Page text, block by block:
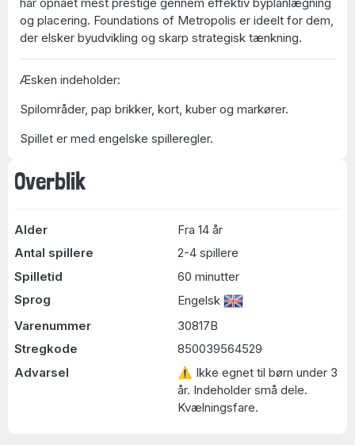
Overblik
Alder
Fra 14 år
Antal spillere
2-4 spillere
Spilletid
60 minutter
Sprog
Engelsk
Varenummer
30817B
Stregkode
850039564529
Advarsel
⚠ Ikke egnet til børn under 3
år. Indeholder små dele.
Kvælningsfare.
og placering. Foundations of Metropolis er ideelt for dem,
der elsker byudvikling og skarp strategisk tænkning.
Æsken indeholder:
Spilområder, pap brikker, kort, kuber og markører.
Spillet er med engelske spilleregler.